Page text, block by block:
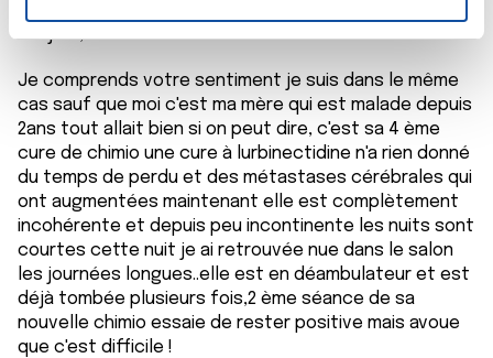
Les cookies nous permettent de personnaliser le contenu
médias sociaux et d'analyser notre trafic. Nous
partageons également des informations sur l'utilisation de
notre site avec nos partenaires de médias sociaux, de
publicité et d'analyse, qui peuvent combiner celles-ci
avec d'autres informations que vous leur avez fournies
ou qu'ils ont collectées lors de votre utilisation de leurs
services.
t
m
Bonjour,
Je comprends votre sentiment je suis dans le même
cas sauf que moi c'est ma mère qui est malade depuis
2ans tout allait bien si on peut dire, c'est sa 4 ème
cure de chimio une cure à lurbinectidine n'a rien donné
du temps de perdu et des métastases cérébrales qui
ont augmentées maintenant elle est complètement
incohérente et depuis peu incontinente les nuits sont
courtes cette nuit je ai retrouvée nue dans le salon
les journées longues..elle est en déambulateur et est
déjà tombée plusieurs fois,2 ème séance de sa
nouvelle chimio essaie de rester positive mais avoue
que c'est difficile !